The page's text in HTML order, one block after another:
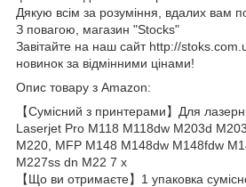
Дякую всім за розуміння, вдалих вам
З повагою, магазин "Stocks"
Завітайте на наш сайт http://
новинок за відмінними цінами!
Опис товару з Amazon:
【Сумісний з принтерами】Для
Laserjet Pro M118 M118dw M203d
M220, MFP M148 M148dw M148fdw
M227ss dn M22 7 x
【Що ви отримаєте】1 упаковка